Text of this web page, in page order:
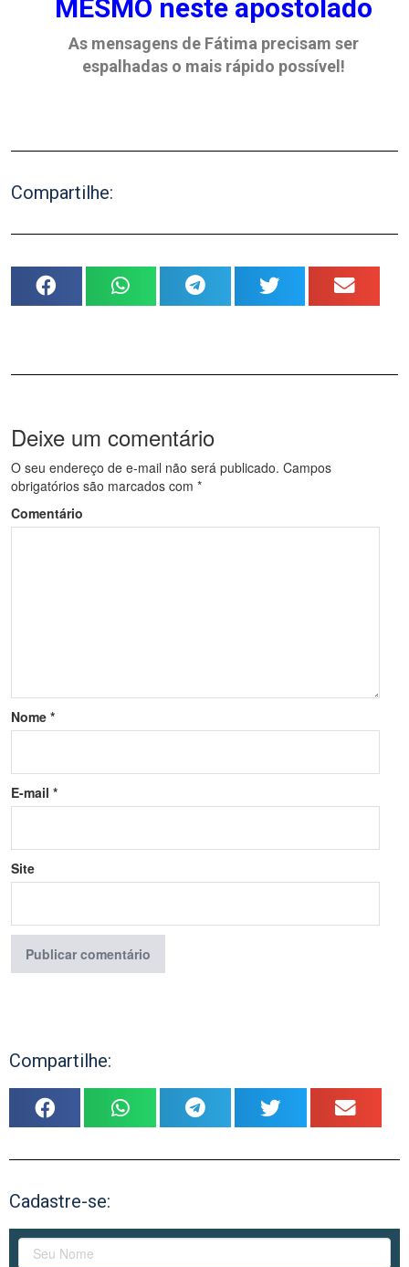
MESMO neste apostolado
As mensagens de Fátima precisam ser
espalhadas o mais rápido possível!
Compartilhe:
Deixe um comentário
O seu endereço de e-mail não será publicado. Campos
obrigatórios são marcados com *
Comentário
Nome *
E-mail *
Site
Compartilhe:
Cadastre-se: